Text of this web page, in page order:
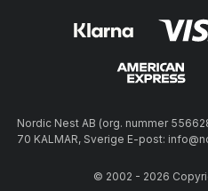
Nordic Nest AB (org. nummer
70 KALMAR, Sverige E-post:
© 2002 - 2026